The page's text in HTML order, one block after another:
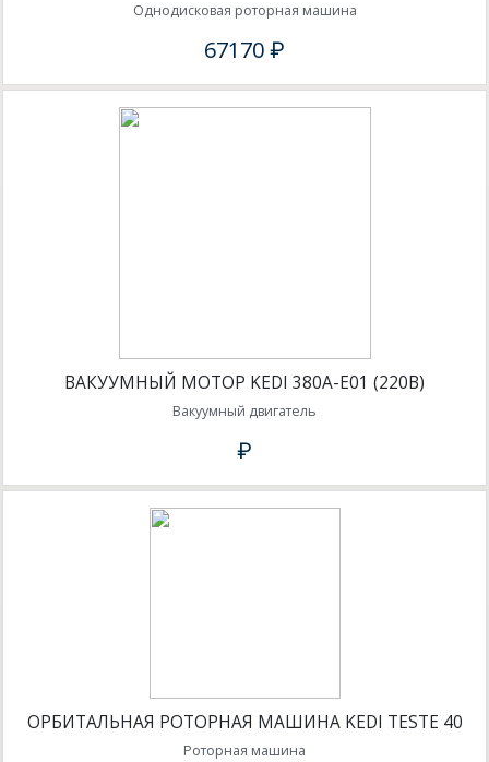
Однодисковая роторная машина
67170 ₽
ВАКУУМНЫЙ МОТОР KEDI 380A-E01 (220В)
Вакуумный двигатель
₽
ОРБИТАЛЬНАЯ РОТОРНАЯ МАШИНА KEDI TESTE 40
Роторная машина